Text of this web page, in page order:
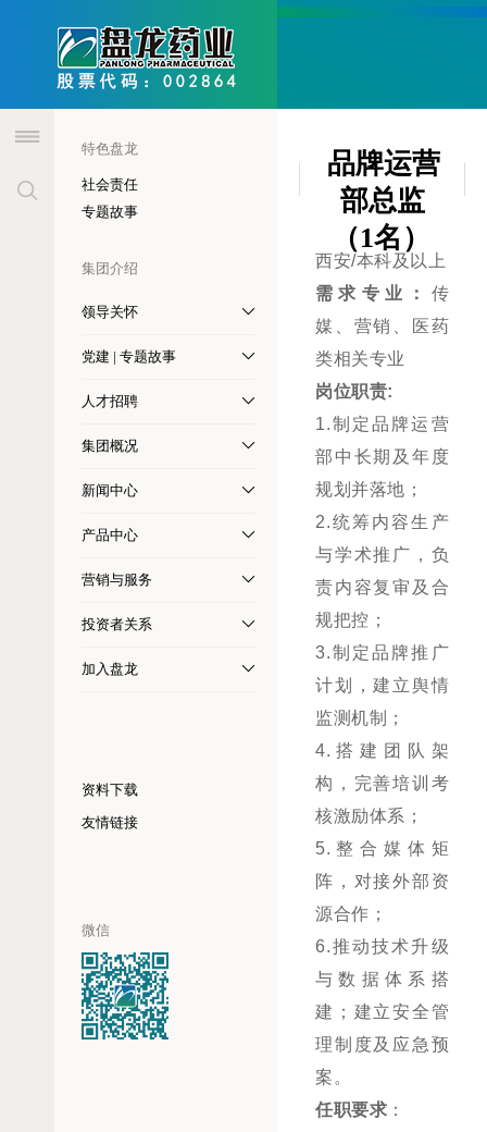
特色盘龙
社会责任
专题故事
集团介绍
领导关怀
党建 | 专题故事
人才招聘
集团概况
新闻中心
产品中心
营销与服务
投资者关系
加入盘龙
资料下载
友情链接
微信
品牌运营
部总监
（1名）
西安/本科及以上
需求专业： 传
媒、营销、医药
类相关专业
岗位职责:
1.制定品牌运营
部中长期及年度
规划并落地；
2.统筹内容生产
与学术推广，负
责内容复审及合
规把控；
3.制定品牌推广
计划，建立舆情
监测机制；
4. 搭建团队架
构，完善培训考
核激励体系；
5. 整合媒体矩
阵，对接外部资
源合作；
6.推动技术升级
与数据体系搭
建；建立安全管
理制度及应急预
案。
任职要求 ：